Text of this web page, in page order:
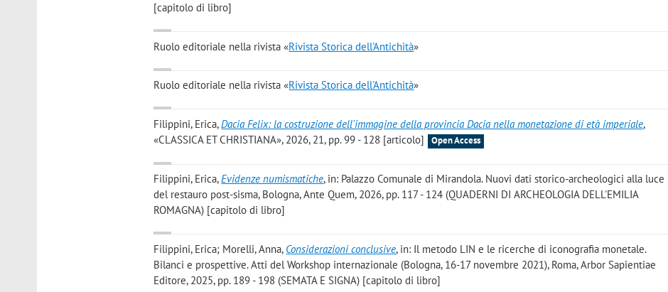
[capitolo di libro]
Ruolo editoriale nella rivista «Rivista Storica dell'Antichità»
Ruolo editoriale nella rivista «Rivista Storica dell'Antichità»
Filippini, Erica,Dacia Felix: la costruzione dell'immagine della provincia Dacia nella monetazione di età imperiale,
«CLASSICA ET CHRISTIANA», 2026, 21, pp. 99 - 128 [articolo]
Open Access
Filippini, Erica,Evidenze numismatiche, in: Palazzo Comunale di Mirandola. Nuovi dati storico-archeologici alla luce
del restauro post-sisma, Bologna, Ante Quem, 2026, pp. 117 - 124 (QUADERNI DI ARCHEOLOGIA DELL'EMILIA
ROMAGNA) [capitolo di libro]
Filippini, Erica; Morelli, Anna, Considerazioni conclusive, in: Il metodo LIN e le ricerche di iconografia monetale.
Bilanci e prospettive. Atti del Workshop internazionale (Bologna, 16-17 novembre 2021), Roma, Arbor Sapientiae
Editore, 2025, pp. 189 - 198 (SEMATA E SIGNA) [capitolo di libro]